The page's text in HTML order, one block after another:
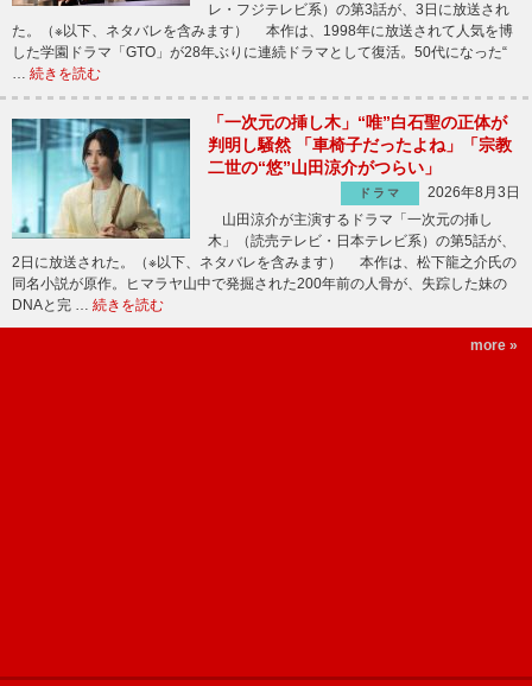
レ・フジテレビ系）の第3話が、3日に放送され
た。（※以下、ネタバレを含みます） 本作は、1998年に放送されて人気を博
した学園ドラマ「GTO」が28年ぶりに連続ドラマとして復活。50代になった“
… 続きを読む
「一次元の挿し木」“唯”白石聖の正体が
判明し騒然 「車椅子だったよね」「宗教
二世の“悠”山田涼介がつらい」
ドラマ
2026年8月3日
山田涼介が主演するドラマ「一次元の挿し
木」（読売テレビ・日本テレビ系）の第5話が、
2日に放送された。（※以下、ネタバレを含みます） 本作は、松下龍之介氏の
同名小説が原作。ヒマラヤ山中で発掘された200年前の人骨が、失踪した妹の
DNAと完 … 続きを読む
more »